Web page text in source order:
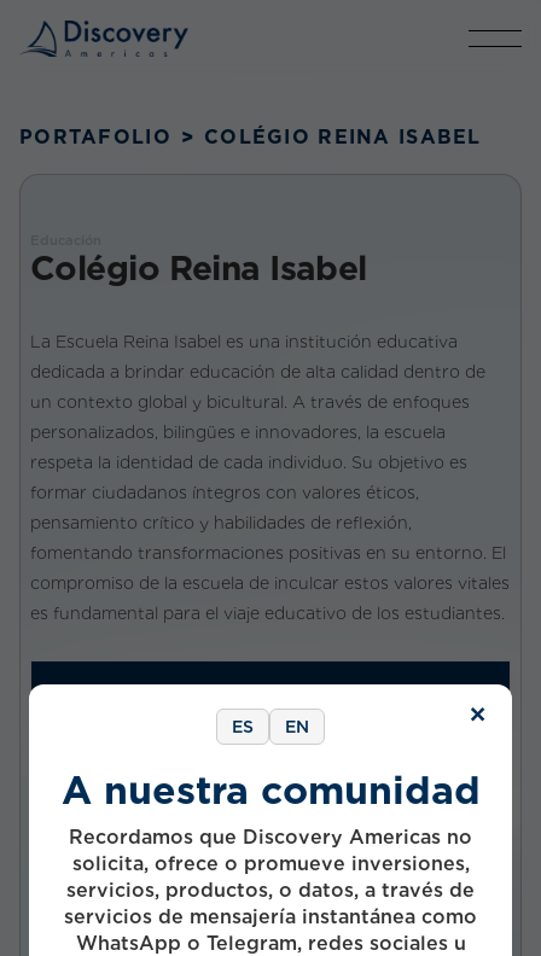
×
ES EN
A nuestra comunidad
Recordamos que Discovery Americas no
solicita, ofrece o promueve inversiones,
servicios, productos, o datos, a través de
servicios de mensajería instantánea como
WhatsApp o Telegram, redes sociales u
PORTAFOLIO > COLÉGIO REINA ISABEL
Colégio Reina Isabel
La Escuela Reina Isabel es una institución educativa
dedicada a brindar educación de alta calidad dentro de
un contexto global y bicultural. A través de enfoques
personalizados, bilingües e innovadores, la escuela
respeta la identidad de cada individuo. Su objetivo es
formar ciudadanos íntegros con valores éticos,
pensamiento crítico y habilidades de reflexión,
fomentando transformaciones positivas en su entorno. El
compromiso de la escuela de inculcar estos valores vitales
es fundamental para el viaje educativo de los estudiantes.
Company status
Privada
Investment status
Activo
Start Year